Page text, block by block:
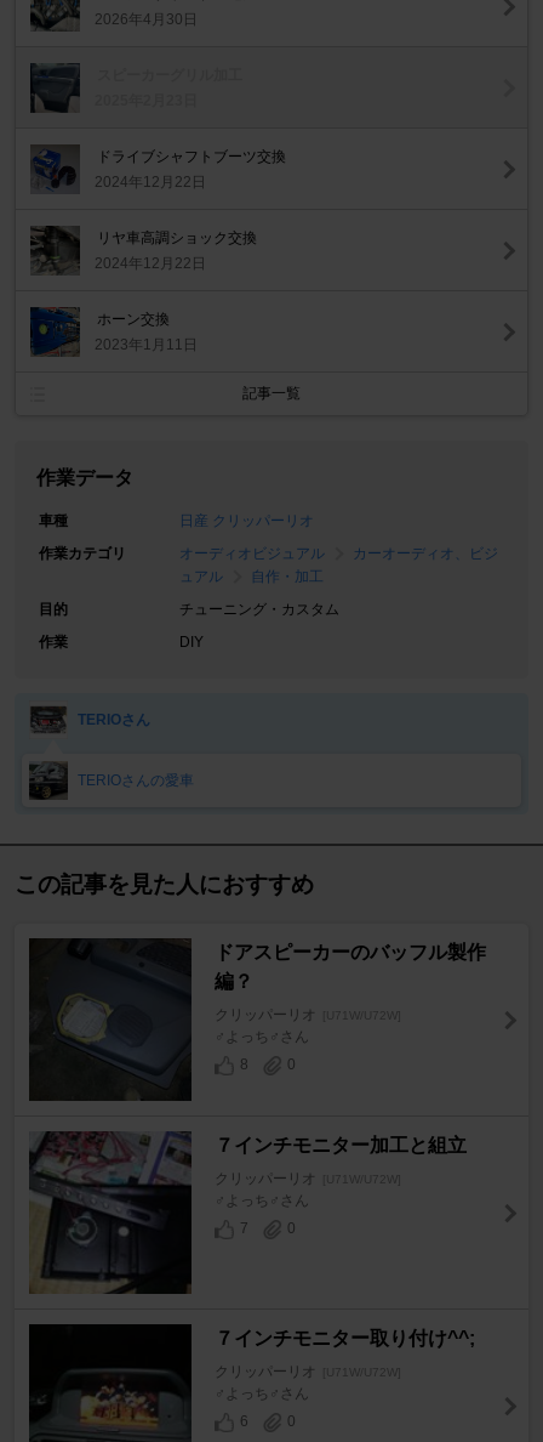
2026年4月30日
ドライブシャフトブーツ交換
2024年12月22日
リヤ車高調ショック交換
2024年12月22日
ホーン交換
2023年1月11日
記事一覧
作業データ
車種
日産 クリッパーリオ
作業カテゴリ
オーディオビジュアル
カーオーディオ、ビジ
ュアル
自作・加工
目的
チューニング・カスタム
作業
DIY
TERIOさん
TERIOさんの愛車
この記事を見た人におすすめ
ドアスピーカーのバッフル製作
編？
クリッパーリオ [U71W/U72W]
♂よっち♂さん
8
0
７インチモニター加工と組立
クリッパーリオ [U71W/U72W]
♂よっち♂さん
7
0
７インチモニター取り付け^^;
クリッパーリオ [U71W/U72W]
♂よっち♂さん
6
0